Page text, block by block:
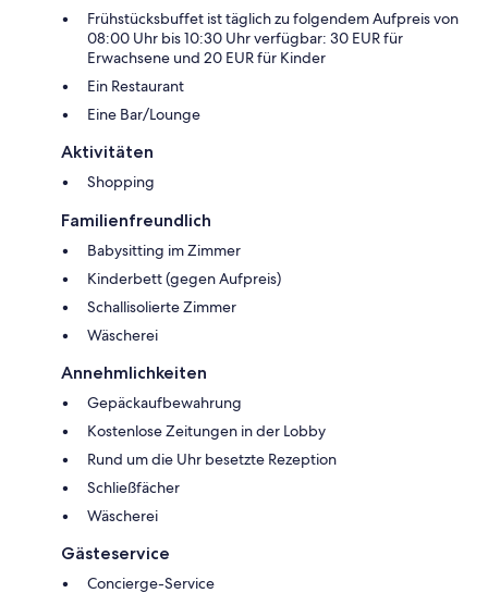
Frühstücksbuffet ist täglich zu folgendem Aufpreis von
08:00 Uhr bis 10:30 Uhr verfügbar: 30 EUR für
Erwachsene und 20 EUR für Kinder
Ein Restaurant
Eine Bar/Lounge
Aktivitäten
Shopping
Familienfreundlich
Babysitting im Zimmer
Kinderbett (gegen Aufpreis)
Schallisolierte Zimmer
Wäscherei
Annehmlichkeiten
Gepäckaufbewahrung
Kostenlose Zeitungen in der Lobby
Rund um die Uhr besetzte Rezeption
Schließfächer
Wäscherei
Gästeservice
Concierge-Service